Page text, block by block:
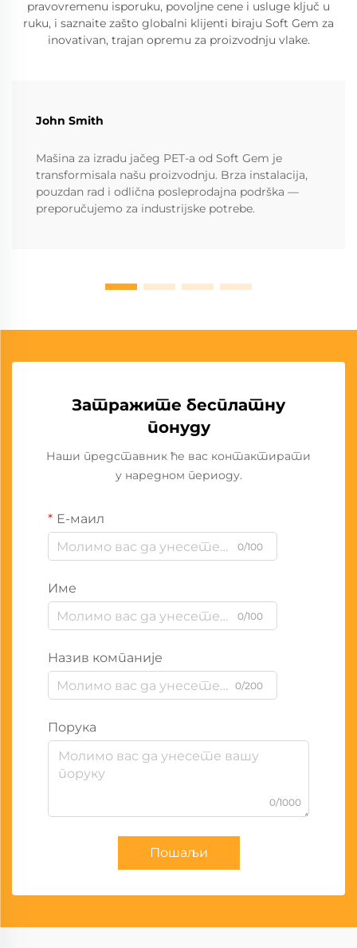
pravovremenu isporuku, povoljne cene i usluge ključ u
ruku, i saznaite zašto globalni klijenti biraju Soft Gem za
inovativan, trajan opremu za proizvodnju vlake.
John Smith
Mašina za izradu jačeg PET-a od Soft Gem je
transformisala našu proizvodnju. Brza instalacija,
pouzdan rad i odlična posleprodajna podrška —
preporučujemo za industrijske potrebe.
Затражите бесплатну
понуду
Наши представник ће вас контактирати
у наредном периоду.
Е-маил
0/100
Име
0/100
Назив компаније
0/200
Порука
0/1000
Пошаљи